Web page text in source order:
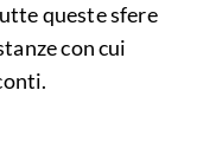
queste sfere
con cui